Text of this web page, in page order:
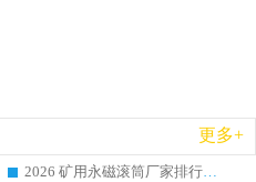
更多+
2026 矿用永磁滚筒厂家排行榜选购指南，行业口碑领域强者华体会手机网页版-华体会(中国)